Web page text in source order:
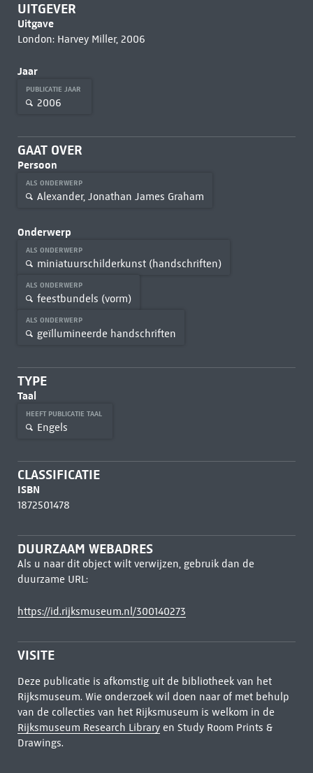
UITGEVER
Uitgave
London: Harvey Miller, 2006
Jaar
PUBLICATIE JAAR
2006
GAAT OVER
Persoon
ALS ONDERWERP
Alexander, Jonathan James Graham
Onderwerp
ALS ONDERWERP
miniatuurschilderkunst (handschriften)
ALS ONDERWERP
feestbundels (vorm)
ALS ONDERWERP
geïllumineerde handschriften
TYPE
Taal
HEEFT PUBLICATIE TAAL
Engels
CLASSIFICATIE
ISBN
1872501478
DUURZAAM WEBADRES
Als u naar dit object wilt verwijzen, gebruik dan de
duurzame URL:
https://id.rijksmuseum.nl/300140273
VISITE
Deze publicatie is afkomstig uit de bibliotheek van het
Rijksmuseum. Wie onderzoek wil doen naar of met behulp
van de collecties van het Rijksmuseum is welkom in de
Rijksmuseum Research Libraryen Study Room Prints &
Drawings.